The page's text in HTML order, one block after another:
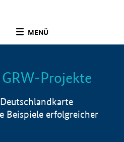
MENÜ
Info
Projekte
Beispiele erfolgreicher